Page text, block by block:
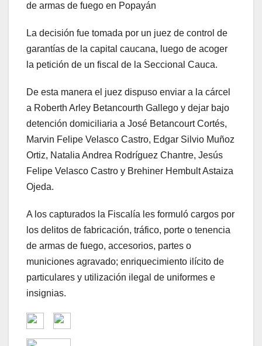
de armas de fuego en Popayán
La decisión fue tomada por un juez de control de
garantías de la capital caucana, luego de acoger
la petición de un fiscal de la Seccional Cauca.
De esta manera el juez dispuso enviar a la cárcel
a Roberth Arley Betancourth Gallego y dejar bajo
detención domiciliaria a José Betancourt Cortés,
Marvin Felipe Velasco Castro, Edgar Silvio Muñoz
Ortiz, Natalia Andrea Rodríguez Chantre, Jesús
Felipe Velasco Castro y Brehiner Hembult Astaiza
Ojeda.
A los capturados la Fiscalía les formuló cargos por
los delitos de fabricación, tráfico, porte o tenencia
de armas de fuego, accesorios, partes o
municiones agravado; enriquecimiento ilícito de
particulares y utilización ilegal de uniformes e
insignias.